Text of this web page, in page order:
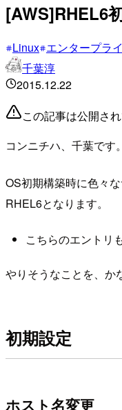
[AWS]RHEL6
Linux エンタープラ
千葉淳
2015.12.22
この記事は公開さ
コンニチハ、千葉です。
OS初期構築時に色々
RHEL6となります。
こちらのエントリ
やりそうなことを、か
初期設定
ホスト名変更